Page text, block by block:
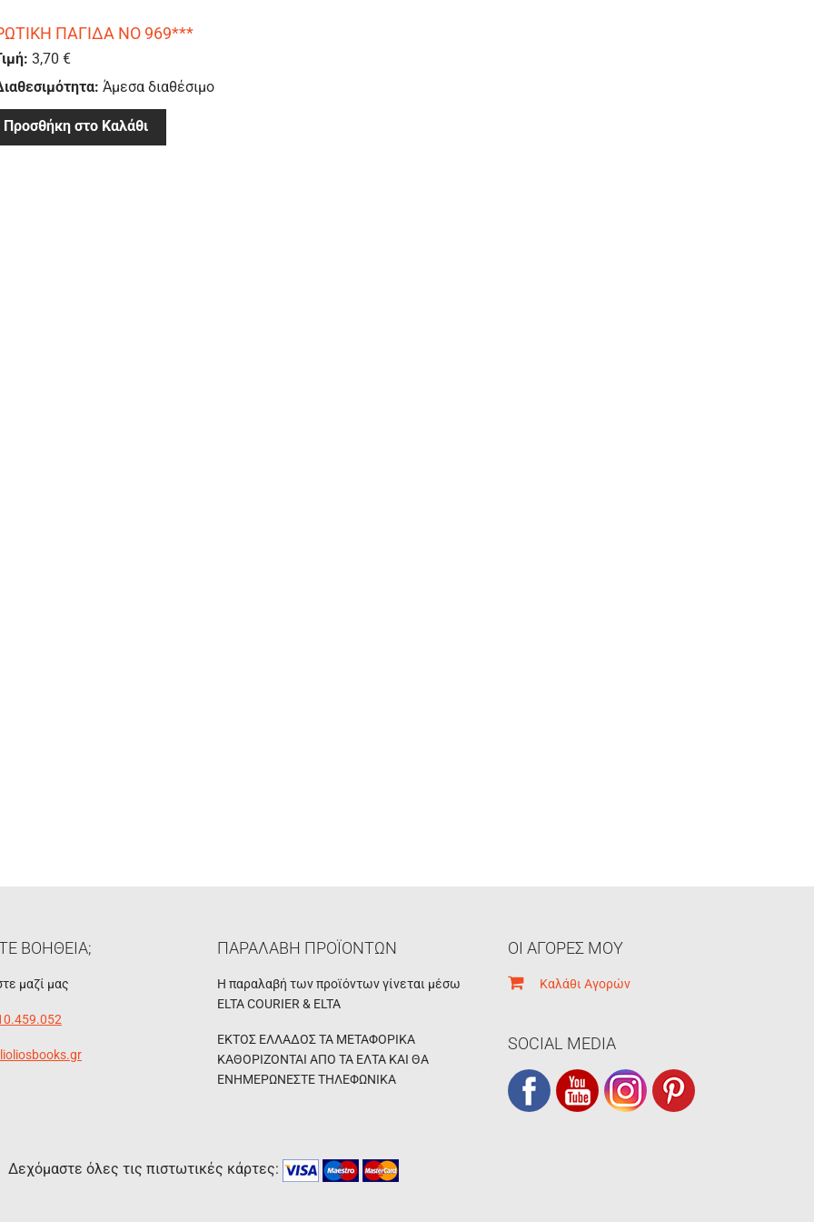
ΠΑΓΙΔΑ ΝΟ 969***
3,70 €
Άμεσα διαθέσιμο
Προσθήκη στο Καλάθι
ΒΟΗΘΕΙΑ;
μαζί μας
ΠΑΡΑΛΑΒΗ ΠΡΟΪΟΝΤΩΝ
Η παραλαβή των προϊόντων γίνεται μέσω
ELTA COURIER & ELTA
ΕΚΤΟΣ ΕΛΛΑΔΟΣ ΤΑ ΜΕΤΑΦΟΡΙΚΑ
ΚΑΘΟΡΙΖΟΝΤΑΙ ΑΠΟ ΤΑ ΕΛΤΑ ΚΑΙ ΘΑ
ΕΝΗΜΕΡΩΝΕΣΤΕ ΤΗΛΕΦΩΝΙΚΑ
ΟΙ ΑΓΟΡΕΣ ΜΟΥ
Καλάθι Αγορών
SOCIAL MEDIA
Δεχόμαστε όλες τις πιστωτικές κάρτες: